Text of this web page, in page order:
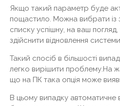
Якщо такий параметр буде
пощастило. Можна вибрати із
списку успішну, на ваш погляд,
здійснити відновлення
Такий спосіб в більшості
легко вирішити проблему.На
що на ПК така опція може
В цьому випадку автоматичне